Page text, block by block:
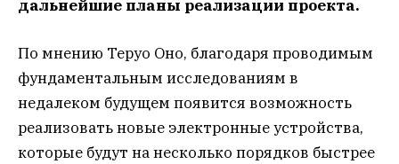
дальнейшие планы реализации проекта.
По мнению Теруо Оно, благодаря проводимым
фундаментальным исследованиям в
недалеком будущем появится возможность
реализовать новые электронные устройства,
которые будут на несколько порядков быстрее